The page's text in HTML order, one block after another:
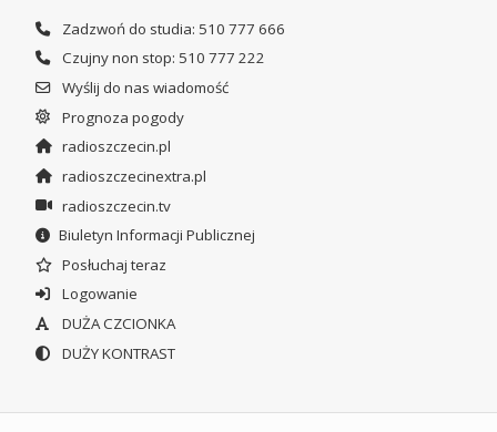
Zadzwoń do studia: 510 777 666
Czujny non stop: 510 777 222
Wyślij do nas wiadomość
Prognoza pogody
radioszczecin.pl
radioszczecinextra.pl
radioszczecin.tv
Biuletyn Informacji Publicznej
Posłuchaj teraz
Logowanie
DUŻA CZCIONKA
DUŻY KONTRAST